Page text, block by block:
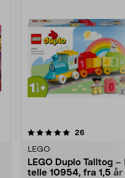
26
LEGO
LEGO Duplo Talltog
telle 10954, fra 1,5 år
4.5 av 5 stjerner